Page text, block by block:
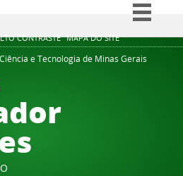
CONTRASTE MAPA DO SITE
Simplifique!
Comunica BR
e Tecnologia de Minas Gerais